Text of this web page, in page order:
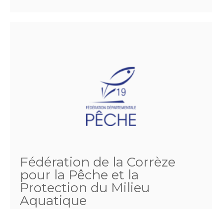
Fédération de la Corrèze
pour la Pêche et la
Protection du Milieu
Aquatique